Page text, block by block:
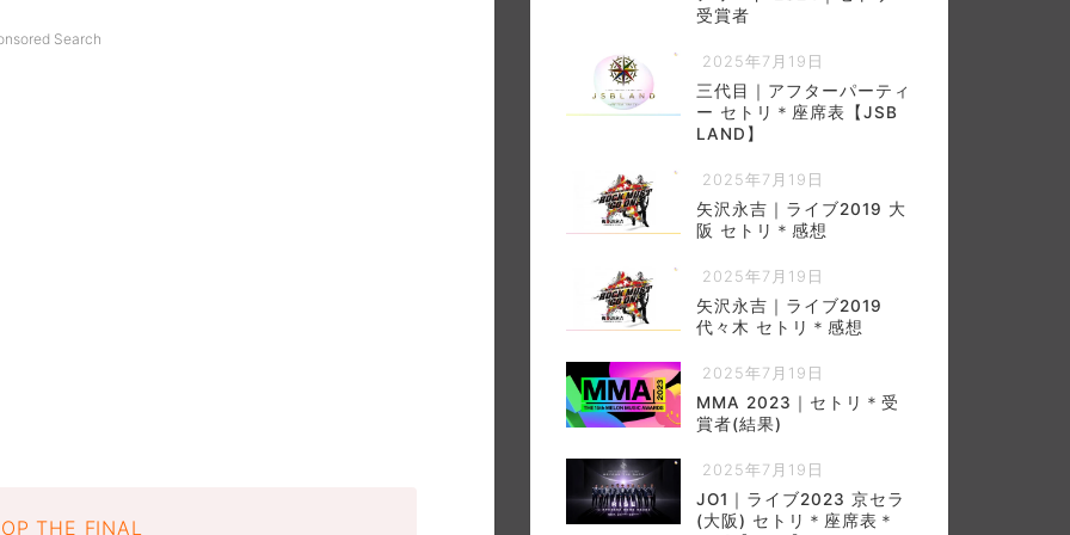
Search
THE FINAL
受賞者
2025年7月19日
三代目｜アフターパーティ
ー セトリ＊座席表【JSB
LAND】
2025年7月19日
矢沢永吉｜ライブ2019 大
阪 セトリ＊感想
2025年7月19日
矢沢永吉｜ライブ2019
代々木 セトリ＊感想
2025年7月19日
MMA 2023｜セトリ＊受
賞者(結果)
2025年7月19日
JO1｜ライブ2023 京セラ
(大阪) セトリ＊座席表＊